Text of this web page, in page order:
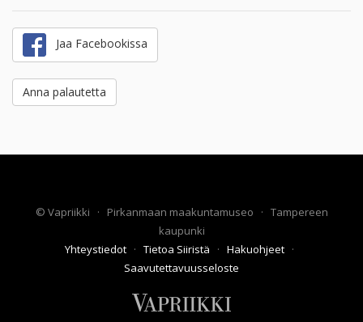
Jaa Facebookissa
Anna palautetta
© Vapriikki · Pirkanmaan maakuntamuseo · Tampereen
kaupunki
Yhteystiedot · Tietoa Siiristä · Hakuohjeet ·
Saavutettavuusseloste